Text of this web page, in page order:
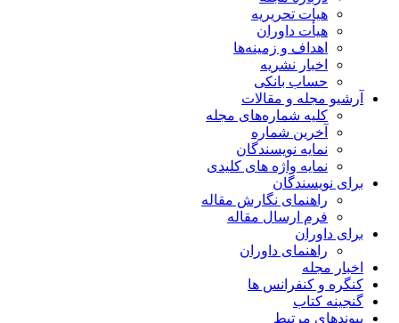
هیات تحریریه
هیأت داوران
اهداف و زمینه‌ها
اخبار نشریه
حساب بانکی
آرشیو مجله و مقالات
کلیه شماره‌های مجله
آخرین شماره
نمایه نویسندگان
نمایه واژه های کلیدی
برای نویسندگان
راهنمای نگارش مقاله
فرم ارسال مقاله
برای داوران
راهنمای داوران
اخبار مجله
کنگره و کنفرانس ها
گنجینه کتاب
پیوندهای مرتبط